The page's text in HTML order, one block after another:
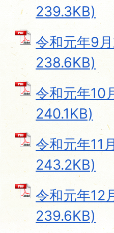
239.3KB)
令和元年9
238.6KB)
令和元年10
240.1KB)
令和元年11
243.2KB)
令和元年12
239.6KB)